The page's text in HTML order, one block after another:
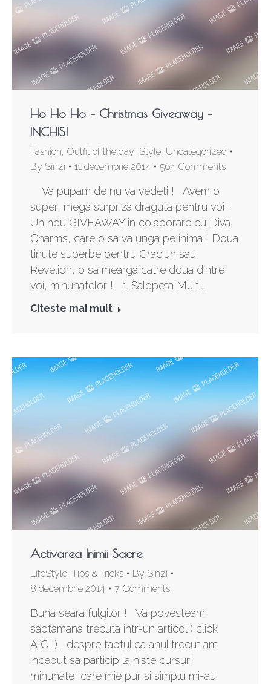
Ho Ho Ho – Christmas Giveaway –
INCHIS!
Fashion, Outfit of the day, Style, Uncategorized
By Sinzi 11 decembrie 2014 564 Comments
Va pupam de nu va vedeti ! Avem o
super, mega surpriza draguta pentru voi !
Un nou GIVEAWAY in colaborare cu Diva
Charms, care o sa va unga pe inima ! Doua
tinute superbe pentru Craciun sau
Revelion, o sa mearga catre doua dintre
voi, minunatelor ! 1. Salopeta Multi…
Citeste mai mult
Activarea Inimii Sacre
LifeStyle, Tips & Tricks By Sinzi
8 decembrie 2014
7 Comments
Buna seara fulgilor ! Va povesteam
saptamana trecuta intr-un articol ( click
AICI ) , despre faptul ca anul trecut am
inceput sa particip la niste cursuri
minunate, care mie pur si simplu mi-au